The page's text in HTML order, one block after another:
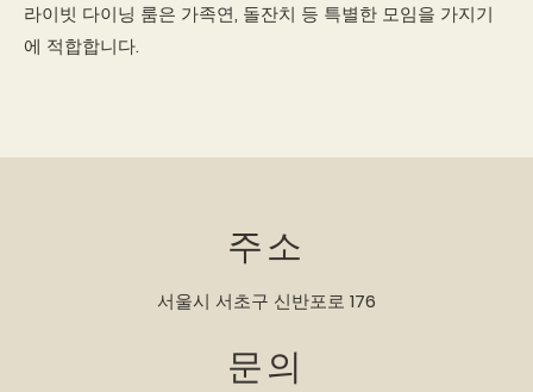
라이빗 다이닝 룸은 가족연, 돌잔치 등 특별한 모임을 가지기
에 적합합니다.
주소
서울시 서초구 신반포로 176​
문의